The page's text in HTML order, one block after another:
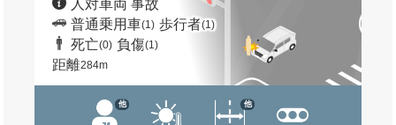
人対車両 事故
普通乗用車(1) 歩行者(1)
死亡(0) 負傷(1)
距離284m
他 他